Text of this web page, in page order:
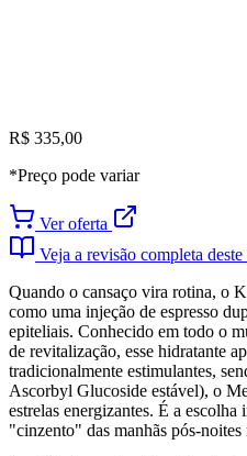
R$ 335,00
*Preço pode variar
Ver oferta
Veja a revisão completa
Quando o cansaço vira rotina, o
como uma injeção de espresso
epiteliais. Conhecido em todo o
de revitalização, esse hidratante
tradicionalmente estimulantes,
Ascorbyl Glucoside estável), o
estrelas energizantes. É a
"cinzento" das manhãs pós-noites